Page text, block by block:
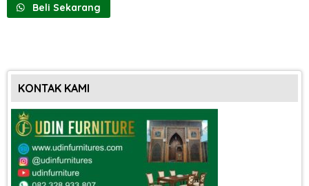
Beli Sekarang
KONTAK KAMI